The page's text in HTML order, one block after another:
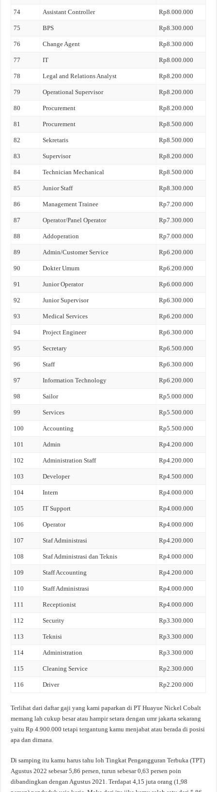
74 Assistant Controller Rp8.000.000
75 BPS Rp8.300.000
76 Change Agent Rp8.300.000
77 IT Rp8.000.000
78 Legal and Relations Analyst Rp8.200.000
79 Operational Supervisor Rp8.200.000
80 Procurement Rp8.200.000
81 Procurement Rp8.500.000
82 Sekretaris Rp8.500.000
83 Supervisor Rp8.200.000
84 Technician Mechanical Rp8.500.000
85 Junior Staff Rp8.300.000
86 Management Trainee Rp7.200.000
87 Operator/Panel Operator Rp7.300.000
88 Addoperation Rp7.000.000
89 Admin/Customer Service Rp6.200.000
90 Dokter Umum Rp6.200.000
91 Junior Operator Rp6.000.000
92 Junior Supervisor Rp6.300.000
93 Medical Services Rp6.200.000
94 Project Engineer Rp6.300.000
95 Secretary Rp6.500.000
96 Staff Rp6.300.000
97 Information Technology Rp6.200.000
98 Sailor Rp5.000.000
99 Services Rp5.500.000
100 Accounting Rp5.500.000
101 Admin Rp4.200.000
102 Administration Staff Rp4.200.000
103 Developer Rp4.500.000
104 Intern Rp4.000.000
105 IT Support Rp4.000.000
106 Operator Rp4.000.000
107 Staf Administrasi Rp4.200.000
108 Staf Administrasi dan Teknis Rp4.000.000
109 Staff Accounting Rp4.200.000
110 Staff Administrasi Rp4.000.000
111 Receptionist Rp4.000.000
112 Security Rp3.300.000
113 Teknisi Rp3.300.000
114 Administration Rp3.300.000
115 Cleaning Service Rp2.300.000
116 Driver Rp2.200.000
Terlihat dari daftar gaji yang kami paparkan di PT Huayue Nickel Cobalt
memang lah cukup besar atau hampir setara dengan umr jakarta sekarang
yaitu Rp 4.900.000 tetapi tergantung kamu menjabat atau berada di posisi
apa dan dimana.
Di samping itu kamu harus tahu loh Tingkat Pengangguran Terbuka (TPT)
Agustus 2022 sebesar 5,86 persen, turun sebesar 0,63 persen poin
dibandingkan dengan Agustus 2021. Terdapat 4,15 juta orang (1,98